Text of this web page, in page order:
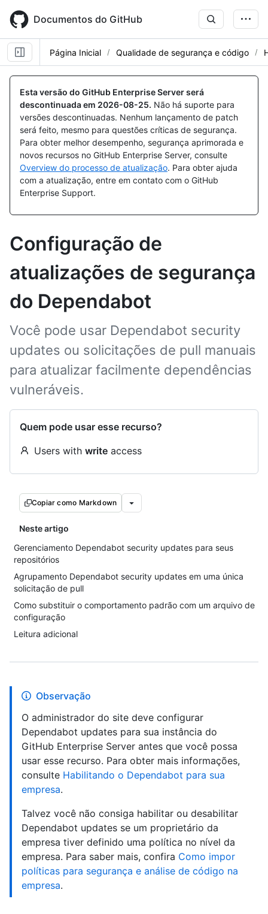
main
content
Documentos do GitHub
Página Inicial Qualidade de segurança e código
Esta versão do GitHub Enterprise Server será
descontinuada em 2026-08-25. Não há suporte para
versões descontinuadas. Nenhum lançamento de patch
será feito, mesmo para questões críticas de segurança.
Para obter melhor desempenho, segurança aprimorada e
novos recursos no GitHub Enterprise Server, consulte
Overview do processo de atualização. Para obter ajuda
com a atualização, entre em contato com o GitHub
Enterprise Support.
Configuração de
atualizações de segurança
do Dependabot
Você pode usar Dependabot security
updates ou solicitações de pull manuais
para atualizar facilmente dependências
vulneráveis.
Quem pode usar esse recurso?
Users with write access
Copiar como Markdown
Neste artigo
Gerenciamento Dependabot security updates para seus
repositórios
Agrupamento Dependabot security updates em uma única
solicitação de pull
Como substituir o comportamento padrão com um arquivo de
configuração
Leitura adicional
Observação
O administrador do site deve configurar
Dependabot updates para sua instância do
GitHub Enterprise Server antes que você possa
usar esse recurso. Para obter mais informações,
consulte Habilitando o Dependabot para sua
empresa.
Talvez você não consiga habilitar ou desabilitar
Dependabot updates se um proprietário da
empresa tiver definido uma política no nível da
empresa. Para saber mais, confira Como impor
políticas para segurança e análise de código na
empresa.